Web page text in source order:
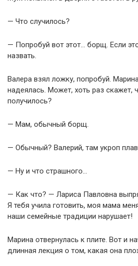
— Что случилось?
— Попробуй вот этот… борщ. Если
назвать.
Валера взял ложку, попробуй.
надеялась. Может, хоть раз скажет,
получилось?
— Мам, обычный борщ.
— Обычный? Валерий, там укроп
— Ну и что страшного…
— Как что? — Лариса Павловна
Я тебя учила готовить, моя мама
наши семейные традиции нарушает!
Марина отвернулась к плите. Вот и
длинная лекция о том, какая она